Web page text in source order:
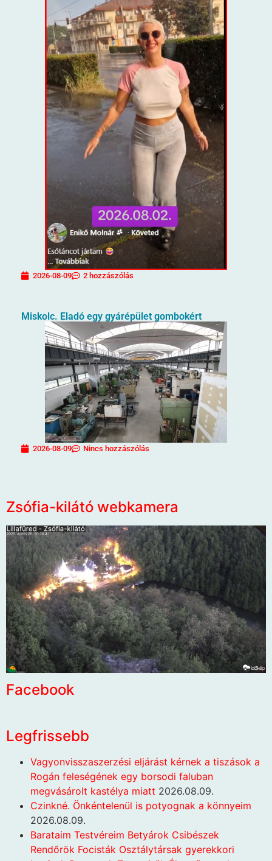
2026-08-09 2 hozzászólás
Miskolc. Eladó egy gyárépület gombokért
2026-08-09 Nincs hozzászólás
Zsófia-kilátó webkamera
Facebook
Legfrissebb
Vagyonvisszaszerzési eljárást kérnek a tiszások a
Rogán feleségének egy borsodi faluban
megvásárolt kastélya miatt 2026.08.09.
Czinkné. Önkéntelenül is potyognak a könnyeim
2026.08.09.
Barataim Testvéreim Betyárok Csibészek
Rendőrök Focisták Osztálytársak gyerekkori